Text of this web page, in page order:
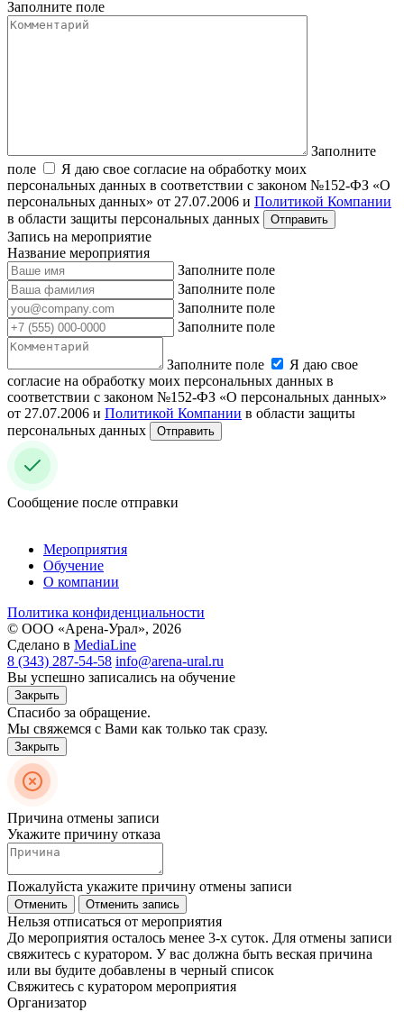
Заполните поле
Заполните
поле
Я даю свое согласие на обработку моих
персональных данных в соответствии с законом №152-ФЗ «О
персональных данных» от 27.07.2006 и Политикой Компании
в области защиты персональных данных
Запись на мероприятие
Название мероприятия
Заполните поле
Заполните поле
Заполните поле
Заполните поле
Заполните поле
Я даю свое
согласие на обработку моих персональных данных в
соответствии с законом №152-ФЗ «О персональных данных»
от 27.07.2006 и Политикой Компании в области защиты
персональных данных
Отправить
Сообщение после отправки
Мероприятия
Обучение
О компании
Политика конфиденциальности
© ООО «Арена-Урал», 2026
Сделано в MediaLine
8 (343) 287-54-58 info@arena-ural.ru
Вы успешно записались на обучение
Закрыть
Спасибо за обращение.
Мы свяжемся с Вами как только так сразу.
Закрыть
Причина отмены записи
Укажите причину отказа
Пожалуйста укажите причину отмены записи
Отменить Отменить запись
Нельзя отписаться от мероприятия
До мероприятия осталось менее 3-х суток. Для отмены записи
свяжитесь с куратором. У вас должна быть веская причина
или вы будите добавлены в черный список
Свяжитесь с куратором мероприятия
Организатор